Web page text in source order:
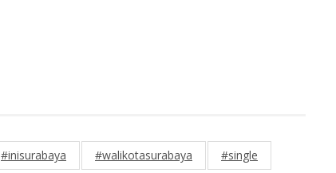
#inisurabaya #walikotasurabaya
#single